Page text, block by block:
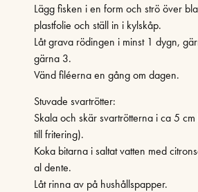
Lägg fisken i en form och strö över
plastfolie och ställ in i kylskåp.
Låt grava rödingen i minst 1 dygn,
gärna 3.
Vänd filéerna en gång om dagen.
Stuvade svartrötter:
Skala och skär svartrötterna i ca 5
till fritering).
Koka bitarna i saltat vatten med
al dente.
Låt rinna av på hushållspapper.